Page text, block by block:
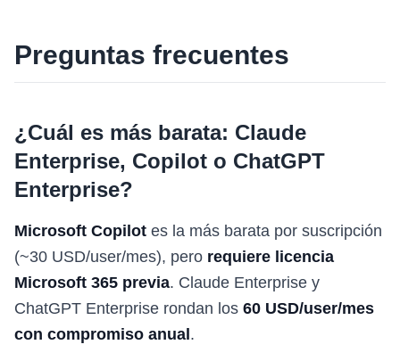
Preguntas frecuentes
¿Cuál es más barata: Claude
Enterprise, Copilot o ChatGPT
Enterprise?
Microsoft Copilot es la más barata por suscripción
(~30 USD/user/mes), pero requiere licencia
Microsoft 365 previa. Claude Enterprise y
ChatGPT Enterprise rondan los 60 USD/user/mes
con compromiso anual .